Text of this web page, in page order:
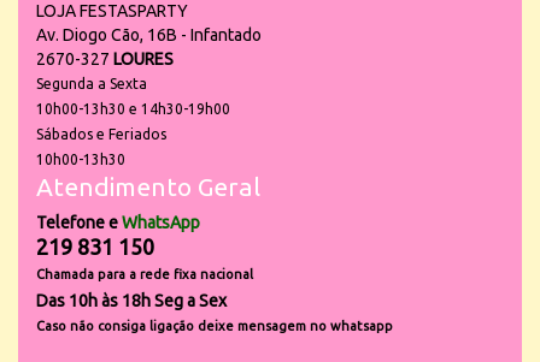
LOJA FESTASPARTY
Av. Diogo Cão, 16B - Infantado
2670-327 LOURES
Segunda a Sexta
10h00-13h30 e 14h30-19h00
Sábados e Feriados
10h00-13h30
Atendimento Geral
Telefone eWhatsApp
219 831 150
Chamada para a rede fixa nacional
Das 10h às 18h Seg a Sex
Caso não consiga ligação deixe mensagem no whatsapp